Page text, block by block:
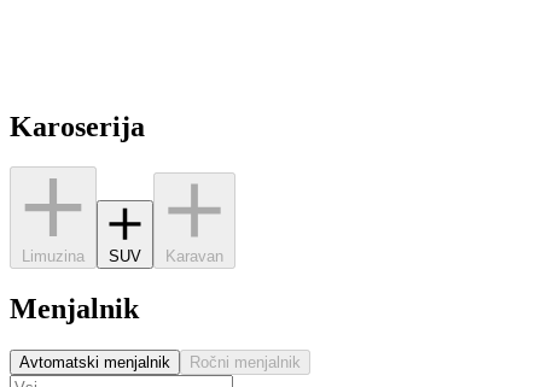
Karoserija
Limuzina SUV Karavan
Menjalnik
Avtomatski menjalnik Ročni menjalnik